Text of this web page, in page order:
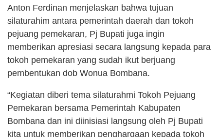
Anton Ferdinan menjelaskan bahwa tujuan
silaturahim antara pemerintah daerah dan tokoh
pejuang pemekaran, Pj Bupati juga ingin
memberikan apresiasi secara langsung kepada para
tokoh pemekaran yang sudah ikut berjuang
pembentukan dob Wonua Bombana.
“Kegiatan diberi tema silaturahmi Tokoh Pejuang
Pemekaran bersama Pemerintah Kabupaten
Bombana dan ini diinisiasi langsung oleh Pj Bupati
kita untuk memberikan penghargaan kepada tokoh